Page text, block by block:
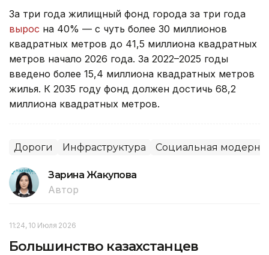
За три года жилищный фонд города за три года
вырос на 40% — с чуть более 30 миллионов
квадратных метров до 41,5 миллиона квадратных
метров начало 2026 года. За 2022–2025 годы
введено более 15,4 миллиона квадратных метров
жилья. К 2035 году фонд должен достичь 68,2
миллиона квадратных метров.
Дороги Инфраструктура Социальная
Зарина Жакупова
Автор
11:24, 10 Июля 2026
Большинство казахстанцев